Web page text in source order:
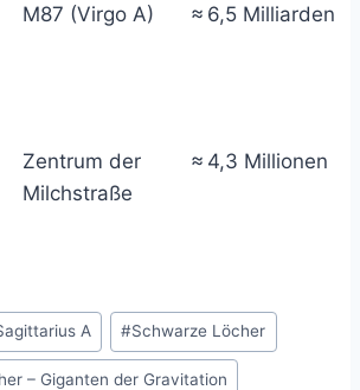
M87 (Virgo A) ≈ 6,5 Milliarden
Zentrum der
Milchstraße
≈ 4,3 Millionen
A #Schwarze Löcher
– Giganten der Gravitation